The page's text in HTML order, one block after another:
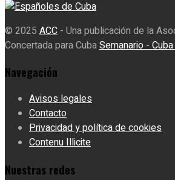
© 2025 ACC - Una publicación de la
Concertada para CubaSemanario -
Navegación
Avisos legales
Contacto
Privacidad y política de cookies
Contenu Illicite
Nuestras redes